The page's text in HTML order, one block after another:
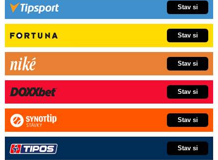
Stav si
Stav si
Stav si
Stav si
Stav si
Stav si